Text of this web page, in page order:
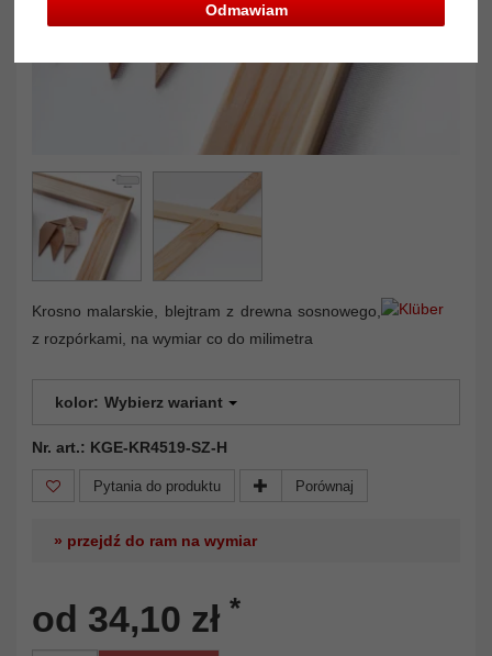
Odmawiam
Krosno malarskie, blejtram z drewna sosnowego,
z rozpórkami, na wymiar co do milimetra
kolor: Wybierz wariant
Nr. art.: KGE-KR4519-SZ-H
Pytania do produktu Porównaj
» przejdź do ram na wymiar
od 34,10 zł *